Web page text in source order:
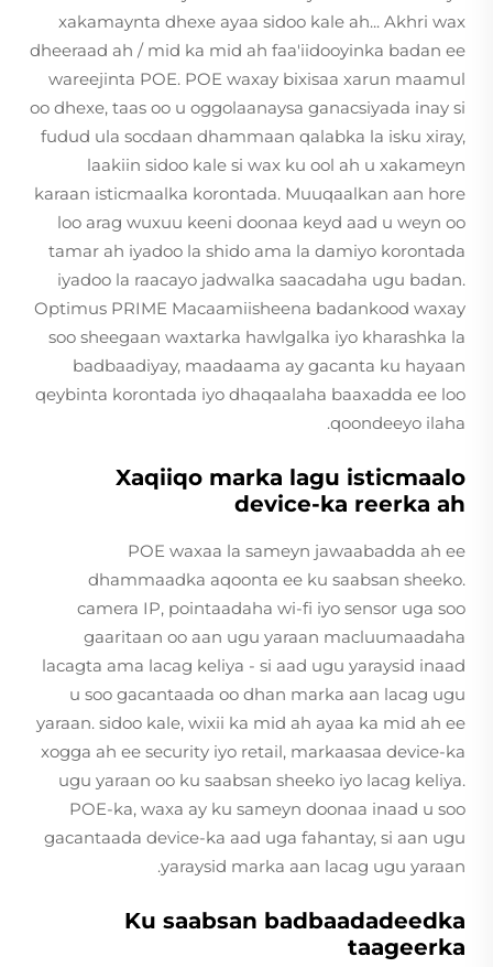
xakamaynta dhexe ayaa sidoo kale ah... Akhri wax
dheeraad ah / mid ka mid ah faa'iidooyinka badan ee
wareejinta POE. POE waxay bixisaa xarun maamul
oo dhexe, taas oo u oggolaanaysa ganacsiyada inay si
fudud ula socdaan dhammaan qalabka la isku xiray,
laakiin sidoo kale si wax ku ool ah u xakameyn
karaan isticmaalka korontada. Muuqaalkan aan hore
loo arag wuxuu keeni doonaa keyd aad u weyn oo
tamar ah iyadoo la shido ama la damiyo korontada
iyadoo la raacayo jadwalka saacadaha ugu badan.
Optimus PRIME Macaamiisheena badankood waxay
soo sheegaan waxtarka hawlgalka iyo kharashka la
badbaadiyay, maadaama ay gacanta ku hayaan
qeybinta korontada iyo dhaqaalaha baaxadda ee loo
qoondeeyo ilaha.
Xaqiiqo marka lagu isticmaalo
device-ka reerka ah
POE waxaa la sameyn jawaabadda ah ee
dhammaadka aqoonta ee ku saabsan sheeko.
camera IP, pointaadaha wi-fi iyo sensor uga soo
gaaritaan oo aan ugu yaraan macluumaadaha
lacagta ama lacag keliya - si aad ugu yaraysid inaad
u soo gacantaada oo dhan marka aan lacag ugu
yaraan. sidoo kale, wixii ka mid ah ayaa ka mid ah ee
xogga ah ee security iyo retail, markaasaa device-ka
ugu yaraan oo ku saabsan sheeko iyo lacag keliya.
POE-ka, waxa ay ku sameyn doonaa inaad u soo
gacantaada device-ka aad uga fahantay, si aan ugu
yaraysid marka aan lacag ugu yaraan.
Ku saabsan badbaadadeedka
taageerka